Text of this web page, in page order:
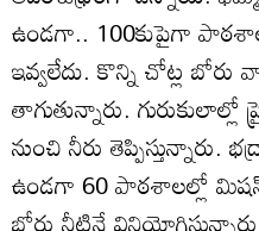
ఉండగా.. 100కుపైగా
ఇవ్వలేదు. కొన్ని చోట్ల బోరు
తాగుతున్నారు.
నుంచి నీరు
ఉండగా 60 పాఠశాలల్లో మిషన్‌